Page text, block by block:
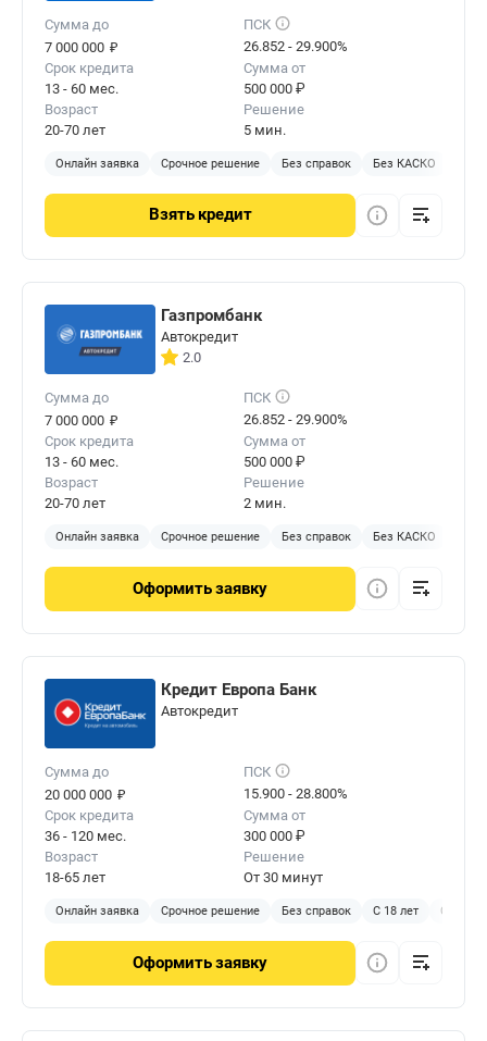
Сумма до
7 000 000 ₽
ПСК
26.852 - 29.900%
Срок кредита
13 - 60 мес.
Сумма от
500 000 ₽
Возраст
20-70 лет
Решение
5 мин.
Онлайн заявка Срочное решение Без справок Без КАСКО
Взять кредит
Газпромбанк
Автокредит
2.0
Сумма до
7 000 000 ₽
ПСК
26.852 - 29.900%
Срок кредита
13 - 60 мес.
Сумма от
500 000 ₽
Возраст
20-70 лет
Решение
2 мин.
Онлайн заявка Срочное решение Без справок Без КАСКО
Оформитьзаявку
Кредит Европа Банк
Автокредит
Сумма до
20 000 000 ₽
ПСК
15.900 - 28.800%
Срок кредита
36 - 120 мес.
Сумма от
300 000 ₽
Возраст
18-65 лет
Решение
От 30 минут
Онлайн заявка Срочное решение Без справок С 18 лет С
Оформитьзаявку